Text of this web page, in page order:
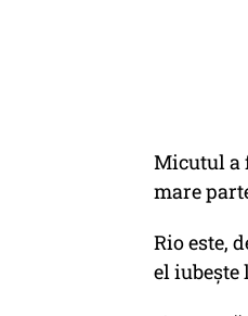
Micutul a
mare
Rio este,
el iubeşte